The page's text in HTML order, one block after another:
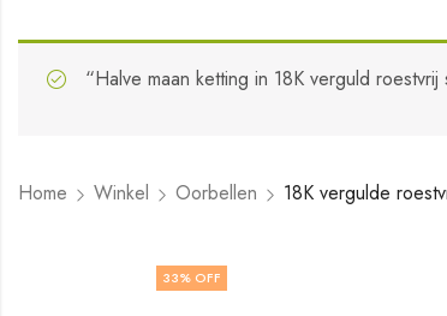
“Halve maan ketting in 18K verguld
Home Winkel Oorbellen
33% OFF